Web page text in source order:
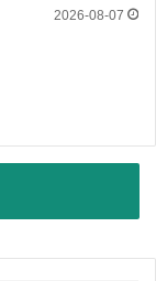
2026-08-07